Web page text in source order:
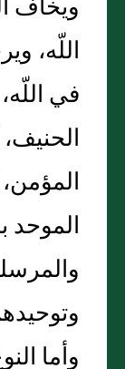
اللّه،
في
الموحد
وأما